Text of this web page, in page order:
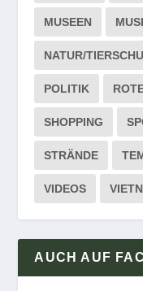
MUSEEN
NATUR/
POLITIK
SHOPPING
STRÄNDE
VIDEOS
AUCH AUF